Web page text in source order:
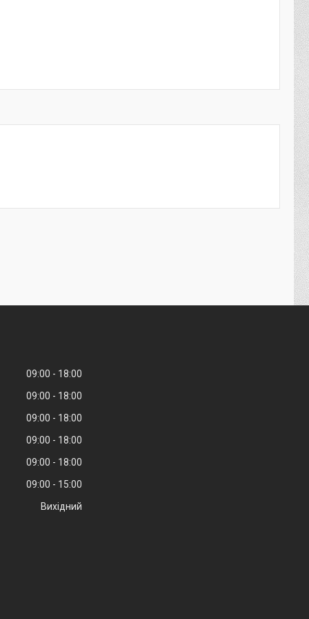
09:00
18:00
09:00
18:00
09:00
18:00
09:00
18:00
09:00
18:00
09:00
15:00
Вихідний